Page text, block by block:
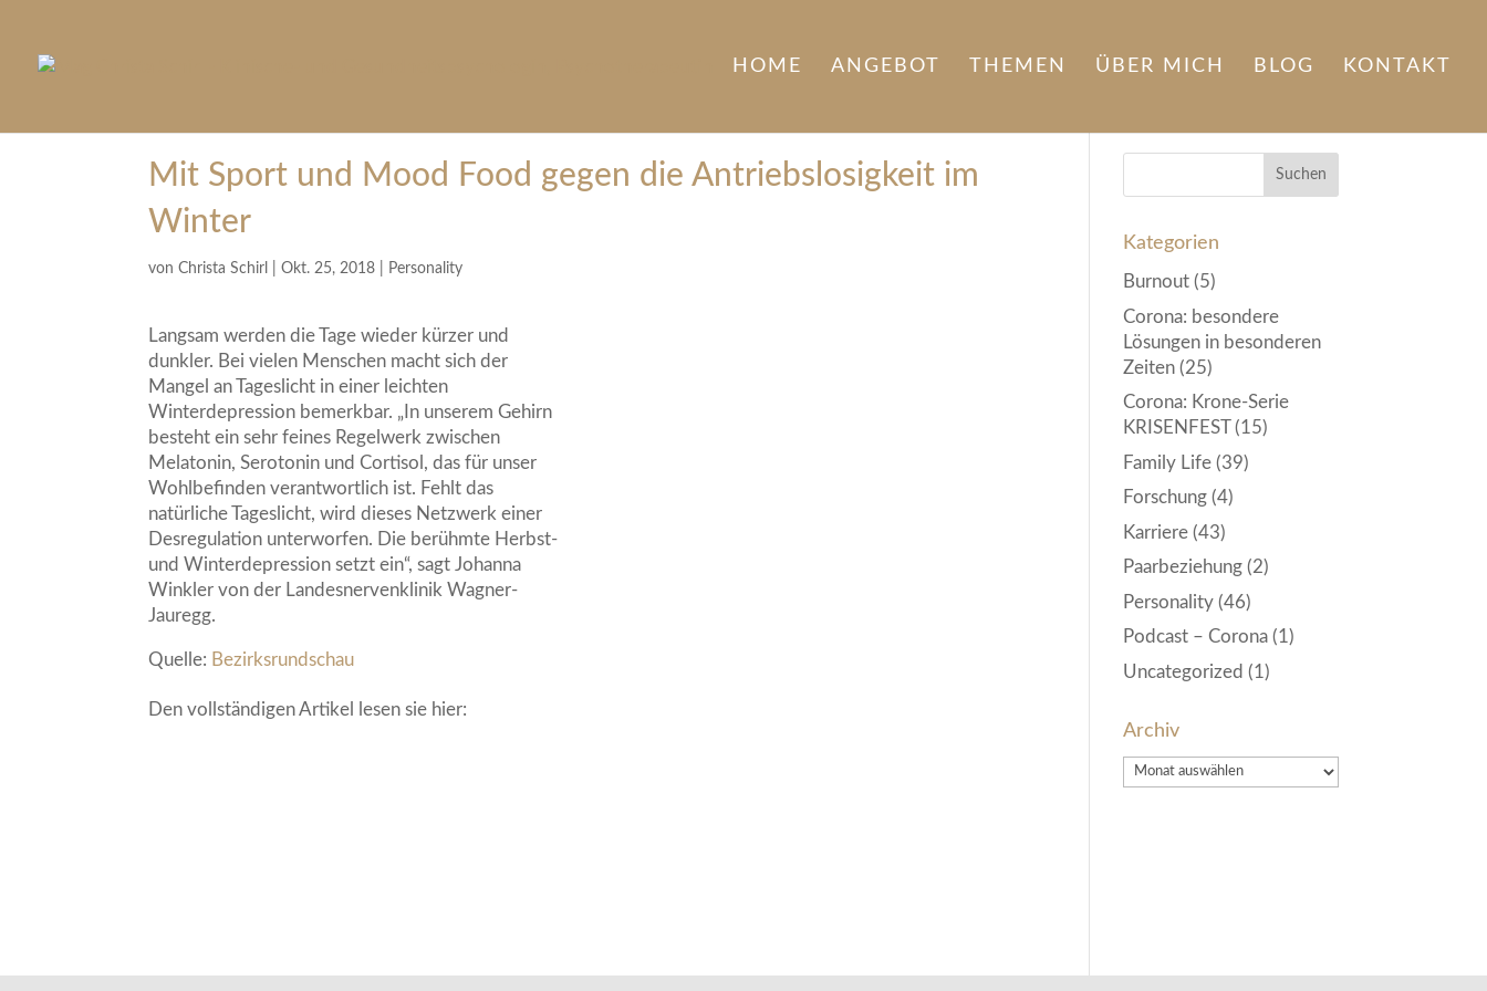
HOME ANGEBOT THEMEN ÜBER MICH BLOG KONTAKT
Mit Sport und Mood Food gegen die Antriebslosigkeit im
Winter
vonChrista Schirl |Okt. 25, 2018 Personality
Langsam werden die Tage wieder kürzer und
dunkler. Bei vielen Menschen macht sich der
Mangel an Tageslicht in einer leichten
Winterdepression bemerkbar. „In unserem Gehirn
besteht ein sehr feines Regelwerk zwischen
Melatonin, Serotonin und Cortisol, das für unser
Wohlbefinden verantwortlich ist. Fehlt das
natürliche Tageslicht, wird dieses Netzwerk einer
Desregulation unterworfen. Die berühmte Herbst-
und Winterdepression setzt ein“, sagt Johanna
Winkler von der Landesnervenklinik Wagner-
Jauregg.
Quelle: Bezirksrundschau
Den vollständigen Artikel lesen sie hier:
Kategorien
Burnout (5)
Corona: besondere
Lösungen in besonderen
Zeiten (25)
Corona: Krone-Serie
KRISENFEST(15)
Family Life (39)
Forschung (4)
Karriere (43)
Paarbeziehung (2)
Personality (46)
Podcast – Corona (1)
Uncategorized (1)
Archiv
Archiv